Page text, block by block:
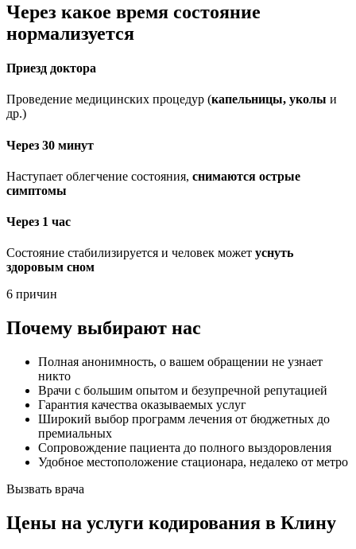
Через какое время состояние
нормализуется
Приезд доктора
Проведение медицинских процедур (капельницы, уколы и
др.)
Через 30 минут
Наступает облегчение состояния, снимаются острые
симптомы
Через 1 час
Состояние стабилизируется и человек может уснуть
здоровым сном
6 причин
Почему выбирают нас
Полная анонимность, о вашем обращении не узнает
никто
Врачи с большим опытом и безупречной репутацией
Гарантия качества оказываемых услуг
Широкий выбор программ лечения от бюджетных до
премиальных
Сопровождение пациента до полного выздоровления
Удобное местоположение стационара, недалеко от метро
Вызвать врача
Цены на услуги кодирования в Клину